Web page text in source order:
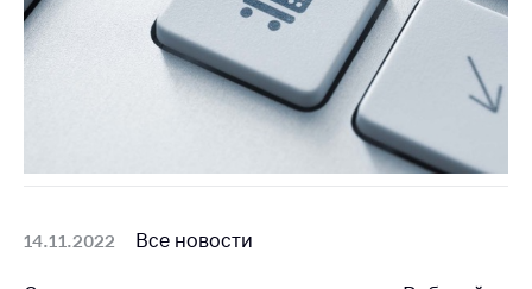
14.11.2022 Все новости